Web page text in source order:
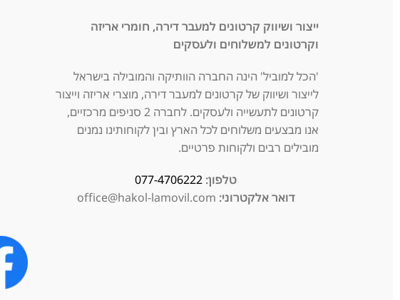
ייצור ושיווק קרטונים למעבר דירה, חומרי אריזה
וקרטונים למשלוחים ולעסקים
'הכל למוביל' הינה החברה הוותיקה והמובילה בישראל
לייצור ושיווק של קרטונים למעבר דירה, מוצרי אריזה וייצור
קרטונים לתעשייה ולעסקים. לחברה 2 סניפים מרכזיים,
אנו מבצעים משלוחים לכל הארץ ובין לקוחותינו נמנים
מובילים רבים ולקוחות פרטיים.
טלפון:077-4706222
דואר אלקטרוני:office@hakol-lamovil.com